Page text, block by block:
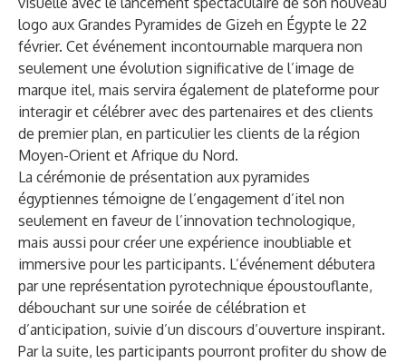
logo aux Grandes Pyramides de Gizeh en Égypte le 22
février. Cet événement incontournable marquera non
seulement une évolution significative de l’image de
marque itel, mais servira également de plateforme pour
interagir et célébrer avec des partenaires et des clients
de premier plan, en particulier les clients de la région
Moyen-Orient et Afrique du Nord.
La cérémonie de présentation aux pyramides
égyptiennes témoigne de l’engagement d’itel non
seulement en faveur de l’innovation technologique,
mais aussi pour créer une expérience inoubliable et
immersive pour les participants. L’événement débutera
par une représentation pyrotechnique époustouflante,
débouchant sur une soirée de célébration et
d’anticipation, suivie d’un discours d’ouverture inspirant.
Par la suite, les participants pourront profiter du show de